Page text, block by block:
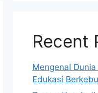
Recent
Mengenal
Edukasi